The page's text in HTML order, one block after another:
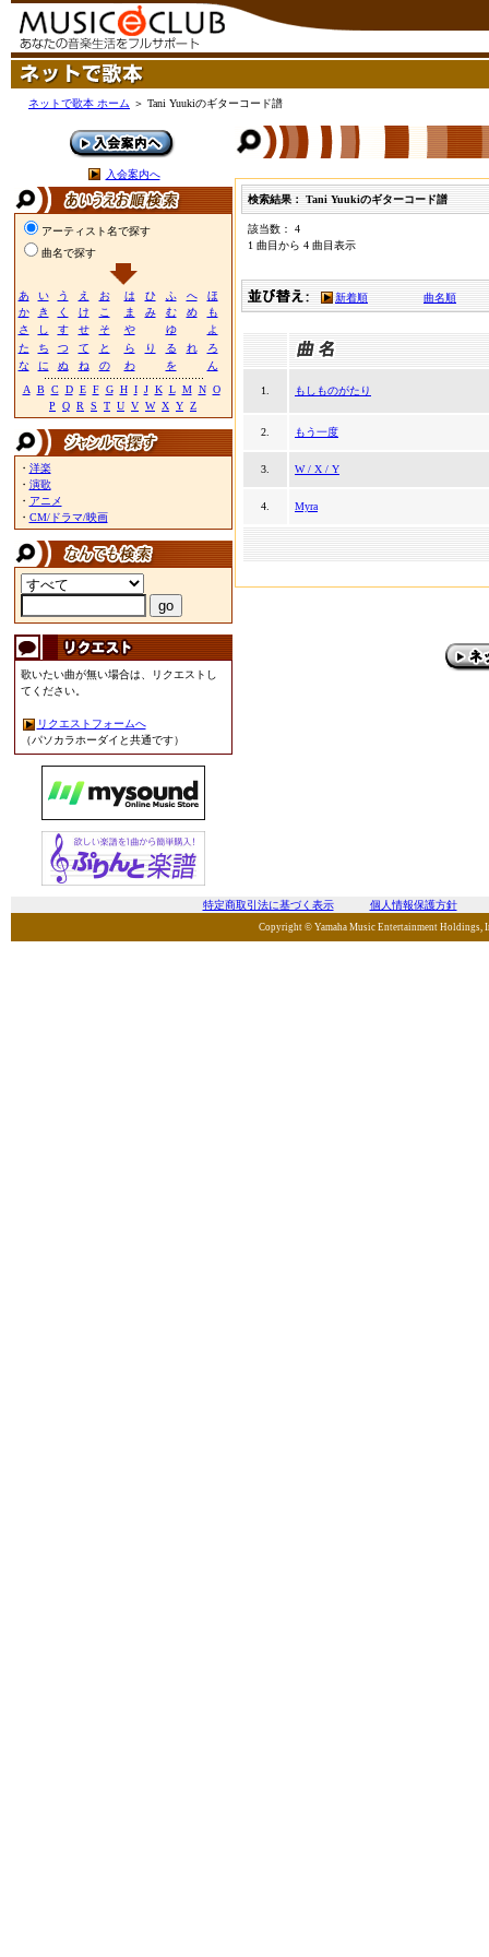
ネットで歌本 ホーム ＞ Tani Yuukiのギターコード譜
入会案内へ
アーティスト名で探す
曲名で探す
あ い う え お は ひ ふ へ
ほ
か
き く け こ ま み む め
も
さ
し す せ そ や ゆ
よ
た
ち つ て と ら り る れ
ろ
な
に ぬ ね の わ を
ん
A
B C D E F G H I J K L M N O
P
Q R S T U V W X Y Z
・ 洋楽
・ 演歌
・ アニメ
・ CM/ドラマ/映画
歌いたい曲が無い場合は、リクエストし
てください。
リクエストフォームへ
（パソカラホーダイと共通です）
検索結果： Tani Yuukiのギターコード譜
該当数： 4
1 曲目から 4 曲目表示
新着順 曲名順
1. もしものがたり
2. もう一度
3. W / X / Y
4. Myra
特定商取引法に基づく表示 個人情報保護方針
Copyright © Yamaha Music Entertainment Holdings,